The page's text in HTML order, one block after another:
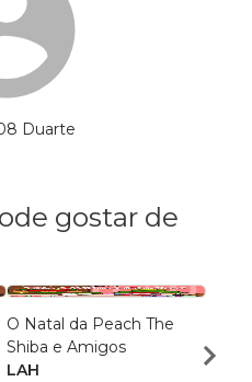
Duarte
gostar de
O Natal da Peach The
Shiba e Amigos
LAH